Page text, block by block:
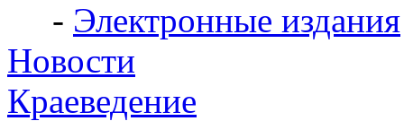
- Электронные издания
Новости
Краеведение